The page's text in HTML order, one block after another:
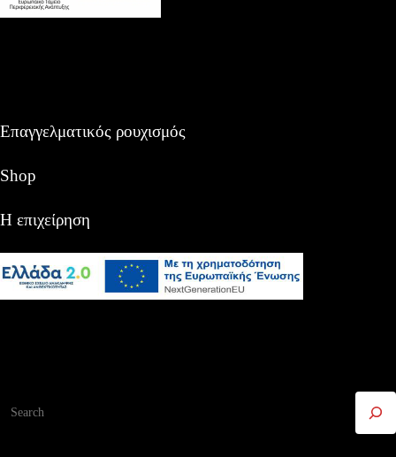
Επαγγελματικός ρουχισμός
Shop
Η επιχείρηση